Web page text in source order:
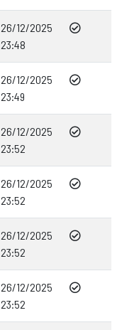
26/12/2025
23:48
26/12/2025
23:49
26/12/2025
23:52
26/12/2025
23:52
26/12/2025
23:52
26/12/2025
23:52